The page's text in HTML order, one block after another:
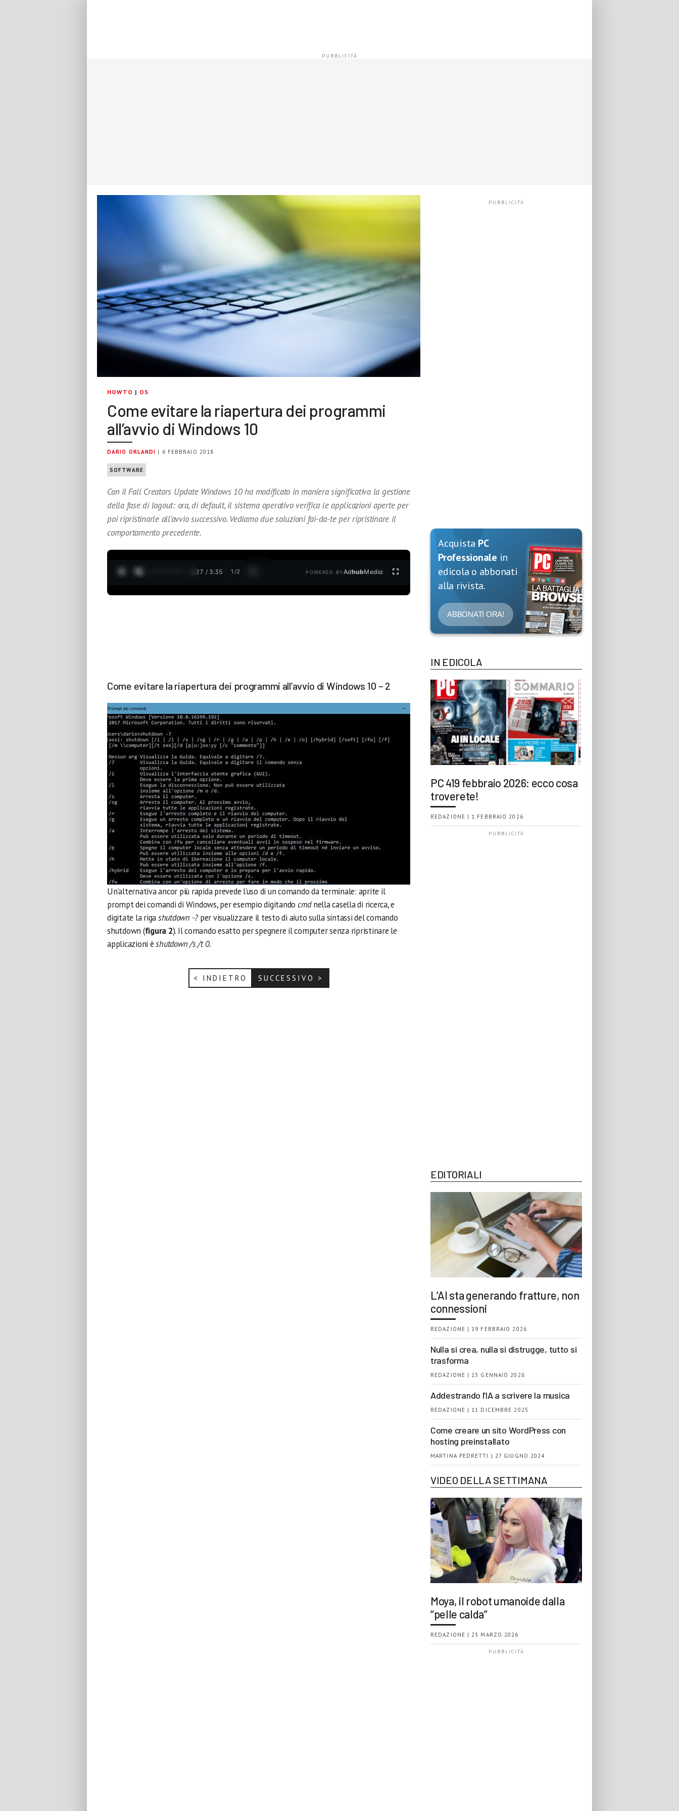
HOWTO | OS
Come evitare la riapertura dei programmi
all’avvio di Windows 10
DARIO ORLANDI | 6 FEBBRAIO 2018
SOFTWARE
Con il Fall Creators Update Windows 10 ha modificato in maniera significativa la gestione
della fase di logout: ora, di default, il sistema operativo verifica le applicazioni aperte per
poi ripristinarle all’avvio successivo. Vediamo due soluzioni fai-da-te per ripristinare il
comportamento precedente.
0:28 / 3:35 1 /2 POWERED BYAdhubMedia
Come evitare la riapertura dei programmi all’avvio di Windows 10 – 2
Un’alternativa ancor più rapida prevede l’uso di un comando da terminale: aprite il
prompt dei comandi di Windows, per esempio digitando cmdnella casella di ricerca, e
digitate la rigashutdown -?per visualizzare il testo di aiuto sulla sintassi del comando
shutdown (figura 2). Il comando esatto per spegnere il computer senza ripristinare le
applicazioni èshutdown /s /t 0.
< INDIETRO SUCCESSIVO >
Acquista PC
Professionale in
edicola o abbonati
alla rivista.
ABBONATI ORA!
IN EDICOLA
PC 419 febbraio 2026: ecco cosa
troverete!
REDAZIONE | 1 FEBBRAIO 2026
EDITORIALI
L’AI sta generando fratture, non
connessioni
REDAZIONE | 19 FEBBRAIO 2026
Nulla si crea, nulla si distrugge, tutto si
trasforma
REDAZIONE | 13 GENNAIO 2026
Addestrando l’IA a scrivere la musica
REDAZIONE | 11 DICEMBRE 2025
Come creare un sito WordPress con
hosting preinstallato
MARTINA PEDRETTI | 27 GIUGNO 2024
VIDEO DELLA SETTIMANA
Moya, il robot umanoide dalla
“pelle calda”
REDAZIONE | 23 MARZO 2026